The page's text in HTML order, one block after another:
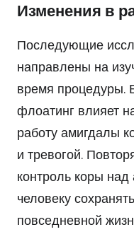
Изменения в
Последующие
направлены на
время процедуры.
флоатинг влияет
работу амигдалы
и тревогой.
контроль коры над
человеку
повседневной